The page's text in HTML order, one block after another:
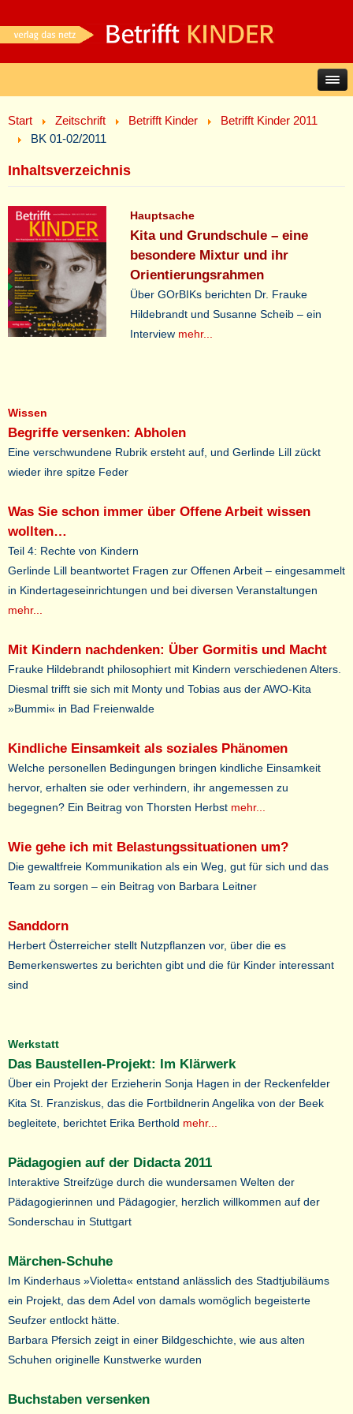
Start Zeitschrift Betrifft Kinder
Betrifft Kinder 2011
BK 01-02/2011
Inhaltsverzeichnis
Hauptsache
Kita und Grundschule – eine
besondere Mixtur und ihr
Orientierungsrahmen
Über GOrBIKs berichten Dr. Frauke
Hildebrandt und Susanne Scheib – ein
Interview mehr...
Wissen
Begriffe versenken: Abholen
Eine verschwundene Rubrik ersteht auf, und Gerlinde Lill zückt
wieder ihre spitze Feder
Was Sie schon immer über Offene Arbeit wissen
wollten…
Teil 4: Rechte von Kindern
Gerlinde Lill beantwortet Fragen zur Offenen Arbeit – eingesammelt
in Kindertageseinrichtungen und bei diversen Veranstaltungen
mehr...
Mit Kindern nachdenken: Über Gormitis und Macht
Frauke Hildebrandt philosophiert mit Kindern verschiedenen Alters.
Diesmal trifft sie sich mit Monty und Tobias aus der AWO-Kita
»Bummi« in Bad Freienwalde
Kindliche Einsamkeit als soziales Phänomen
Welche personellen Bedingungen bringen kindliche Einsamkeit
hervor, erhalten sie oder verhindern, ihr angemessen zu
begegnen? Ein Beitrag von Thorsten Herbst mehr...
Wie gehe ich mit Belastungssituationen um?
Die gewaltfreie Kommunikation als ein Weg, gut für sich und das
Team zu sorgen – ein Beitrag von Barbara Leitner
Sanddorn
Herbert Österreicher stellt Nutzpflanzen vor, über die es
Bemerkenswertes zu berichten gibt und die für Kinder interessant
sind
Werkstatt
Das Baustellen-Projekt: Im Klärwerk
Über ein Projekt der Erzieherin Sonja Hagen in der Reckenfelder
Kita St. Franziskus, das die Fortbildnerin Angelika von der Beek
begleitete, berichtet Erika Berthold mehr...
Pädagogien auf der Didacta 2011
Interaktive Streifzüge durch die wundersamen Welten der
Pädagogierinnen und Pädagogier, herzlich willkommen auf der
Sonderschau in Stuttgart
Märchen-Schuhe
Im Kinderhaus »Violetta« entstand anlässlich des Stadtjubiläums
ein Projekt, das dem Adel von damals womöglich begeisterte
Seufzer entlockt hätte.
Barbara Pfersich zeigt in einer Bildgeschichte, wie aus alten
Schuhen originelle Kunstwerke wurden
Buchstaben versenken